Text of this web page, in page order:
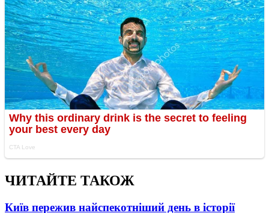
ЧИТАЙТЕ ТАКОЖ
Київ пережив найспекотніший день в історії